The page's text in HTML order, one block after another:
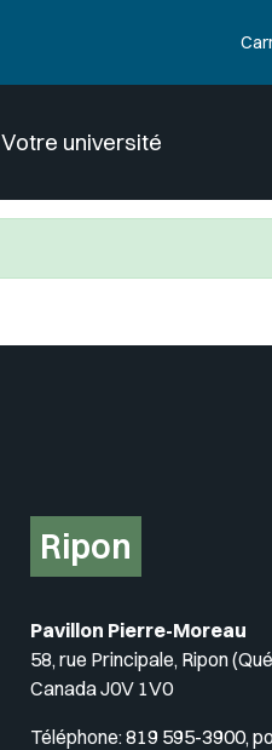
Votre université
Ripon
Pavillon Pierre-Moreau
58, rue Principale, Ripon
Canada J0V 1V0
Téléphone:819 595-3900,